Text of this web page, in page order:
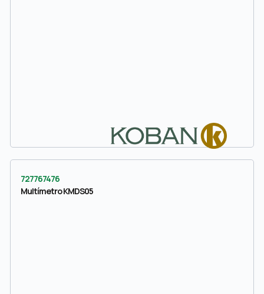
727767476
Multímetro KMDS05